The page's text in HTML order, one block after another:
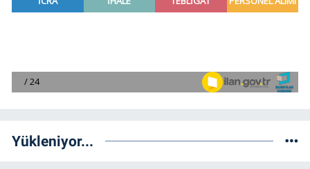
Yükleniyor...